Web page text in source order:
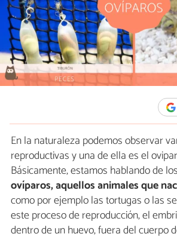
En la naturaleza podemos observar
reproductivas y una de ella es el
Básicamente, estamos hablando de los
ovíparos,aquellos animales que
como por ejemplo las tortugas o las
este proceso de reproducción, el
dentro de un huevo, fuera del cuerpo